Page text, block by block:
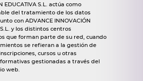
EDUCATIVA S.L. actúa como
del tratamiento de los datos
con ADVANCE INNOVACIÓN
S.L. y los distintos centros
que forman parte de su red, cuando
se refieran a la gestión de
cursos u otras
gestionadas a través del
web.